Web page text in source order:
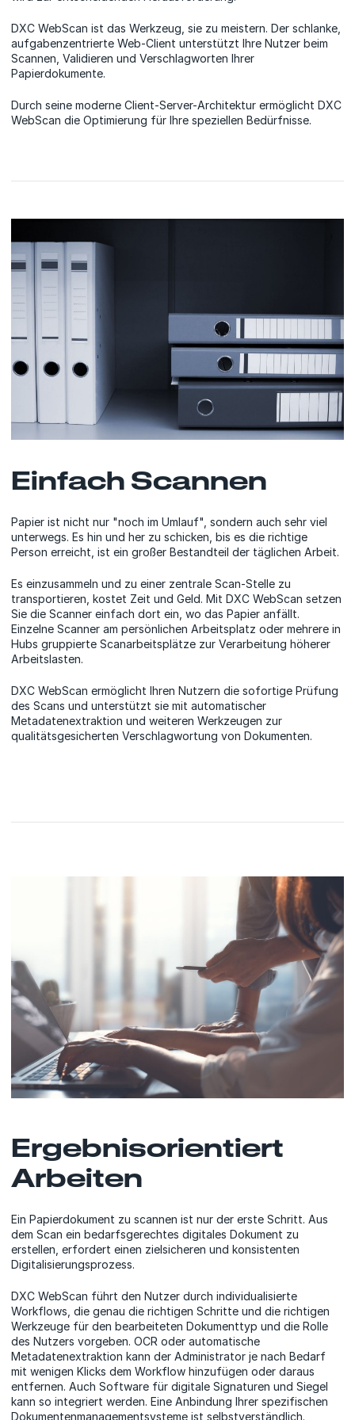
DXC WebScan ist das Werkzeug, sie zu meistern. Der schlanke,
aufgabenzentrierte Web-Client unterstützt Ihre Nutzer beim
Scannen, Validieren und Verschlagworten Ihrer
Papierdokumente.
Durch seine moderne Client-Server-Architektur ermöglicht DXC
WebScan die Optimierung für Ihre speziellen Bedürfnisse.
Einfach Scannen
Papier ist nicht nur "noch im Umlauf", sondern auch sehr viel
unterwegs. Es hin und her zu schicken, bis es die richtige
Person erreicht, ist ein großer Bestandteil der täglichen Arbeit.
Es einzusammeln und zu einer zentrale Scan-Stelle zu
transportieren, kostet Zeit und Geld. Mit DXC WebScan setzen
Sie die Scanner einfach dort ein, wo das Papier anfällt.
Einzelne Scanner am persönlichen Arbeitsplatz oder mehrere in
Hubs gruppierte Scanarbeitsplätze zur Verarbeitung höherer
Arbeitslasten.
DXC WebScan ermöglicht Ihren Nutzern die sofortige Prüfung
des Scans und unterstützt sie mit automatischer
Metadatenextraktion und weiteren Werkzeugen zur
qualitätsgesicherten Verschlagwortung von Dokumenten.
Ergebnisorientiert
Arbeiten
Ein Papierdokument zu scannen ist nur der erste Schritt. Aus
dem Scan ein bedarfsgerechtes digitales Dokument zu
erstellen, erfordert einen zielsicheren und konsistenten
Digitalisierungsprozess.
DXC WebScan führt den Nutzer durch individualisierte
Workflows, die genau die richtigen Schritte und die richtigen
Werkzeuge für den bearbeiteten Dokumenttyp und die Rolle
des Nutzers vorgeben. OCR oder automatische
Metadatenextraktion kann der Administrator je nach Bedarf
mit wenigen Klicks dem Workflow hinzufügen oder daraus
entfernen. Auch Software für digitale Signaturen und Siegel
kann so integriert werden. Eine Anbindung Ihrer spezifischen
Dokumentenmanagementsysteme ist selbstverständlich.